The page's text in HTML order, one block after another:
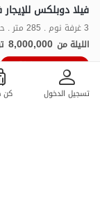
تسجيل الدخول كن
OpenStreetMap
فيلا دوبلكس
3 غرفة نوم . 285 متر . حتى 7 ضيف
الليلة من 8,000,000
10٪ خصم من ليلة 10